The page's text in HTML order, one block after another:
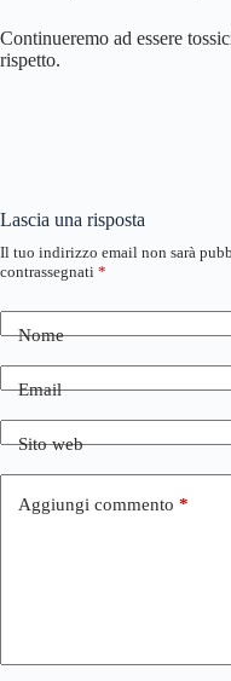
Continueremo ad essere
rispetto.
Lascia una risposta
Il tuo indirizzo email non sarà
contrassegnati *
Nome
Email
Sito web
Aggiungi commento *